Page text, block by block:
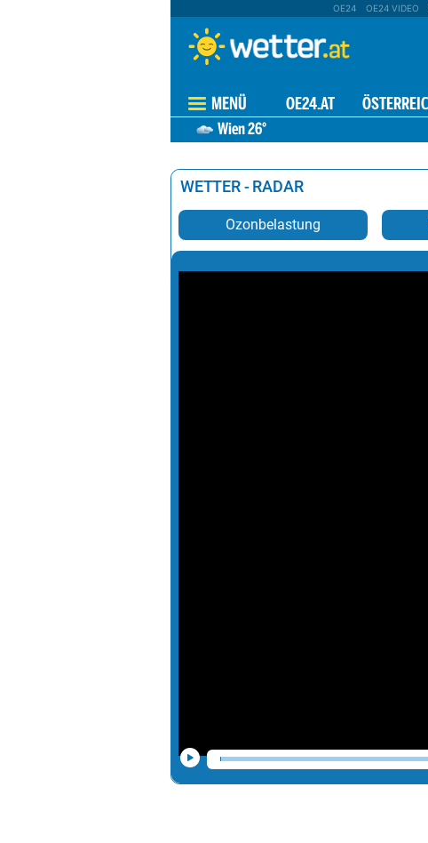
OE24 OE24 VIDEO
MENÜ OE24.AT
Wien26°
WETTER - RADAR
Ozonbelastung